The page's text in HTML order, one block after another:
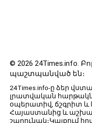
© 2026 24Times.info․
պաշտպանված են։
24Times.info-ը ձեր
լրատվական հարթակն
օպերատիվ, ճշգրիտ և
Հայաստանից և
շարունակ։Կայքում